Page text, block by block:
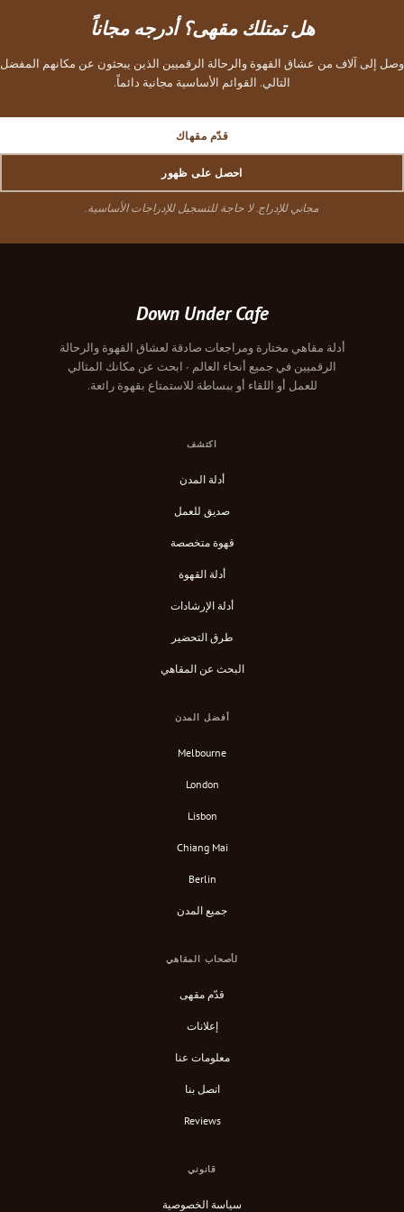
هل تمتلك مقهى؟ أدرجه مجاناً
وصل إلى آلاف من عشاق القهوة والرحالة الرقميين الذين يبحثون عن مكانهم المفضل
التالي. القوائم الأساسية مجانية دائماً.
قدّم مقهاك
احصل على ظهور
مجاني للإدراج. لا حاجة للتسجيل للإدراجات الأساسية.
Down Under Cafe
أدلة مقاهي مختارة ومراجعات صادقة لعشاق القهوة والرحالة
الرقميين في جميع أنحاء العالم - ابحث عن مكانك المثالي
للعمل أو اللقاء أو ببساطة للاستمتاع بقهوة رائعة.
اكتشف
أدلة المدن
صديق للعمل
قهوة متخصصة
أدلة القهوة
أدلة الإرشادات
طرق التحضير
البحث عن المقاهي
أفضل المدن
Melbourne
London
Lisbon
Chiang Mai
Berlin
جميع المدن
لأصحاب المقاهي
قدّم مقهى
إعلانات
معلومات عنا
اتصل بنا
Reviews
قانوني
سياسة الخصوصية